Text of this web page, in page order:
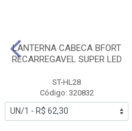
LANTERNA CABECA BFORT
RECARREGAVEL SUPER LED
ST-HL28
Código: 320832